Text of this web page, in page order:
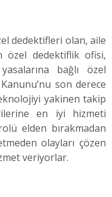
dedektifleri olan, aile
özel dedektiflik ofisi,
bağlı özel
son derece
yakinen takip
en iyi hizmeti
elden bırakmadan
olayları çözen
veriyorlar.